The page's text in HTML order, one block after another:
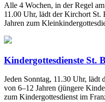
Alle 4 Wochen, in der Regel
11.00 Uhr, lädt der Kirchort
Jahren zum
Kindergottesdienste St.
Jeden Sonntag, 11.30 Uhr,
von 6–12 Jahren (jüngere
zum Kindergottesdienst im